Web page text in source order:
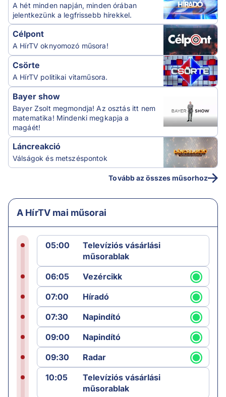
A hét minden napján, minden órában
jelentkezünk a legfrissebb hírekkel.
Célpont
A HírTV oknyomozó műsora!
Csörte
A HírTV politikai vitaműsora.
Bayer show
Bayer Zsolt megmondja! Az osztás itt nem
matematika! Mindenki megkapja a
magáét!
Láncreakció
Válságok és metszéspontok
Tovább az összes műsorhoz
A HírTV mai műsorai
05:00
Televíziós vásárlási
műsorablak
06:05
Vezércikk
07:00
Híradó
07:30
Napindító
09:00
Napindító
09:30
Radar
10:05
Televíziós vásárlási
műsorablak